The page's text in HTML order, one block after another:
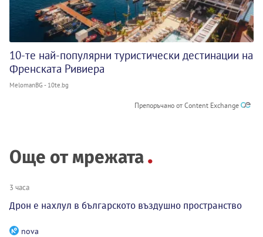
10-те най-популярни туристически дестинации на
Френската Ривиера
MelomanBG - 10te.bg
Препоръчано от Content Exchange
Още от мрежата
3 часа
Дрон е нахлул в българското въздушно пространство
nova